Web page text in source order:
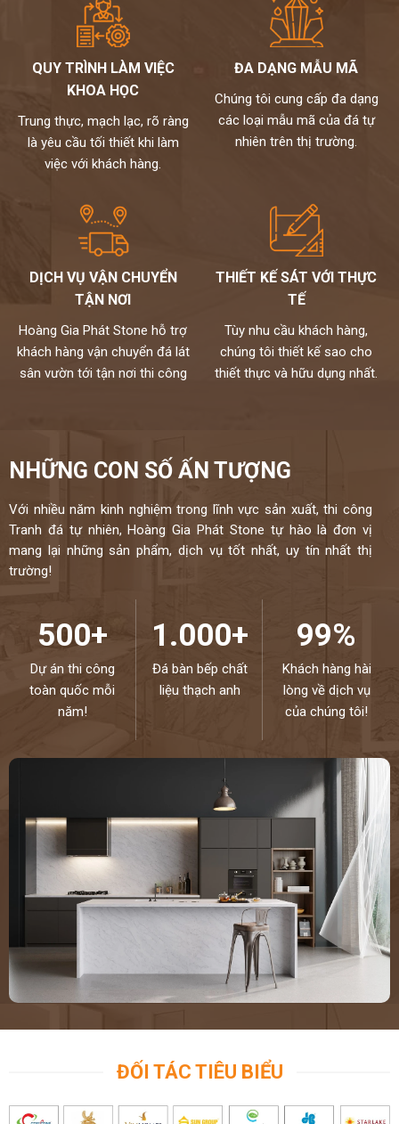
QUY TRÌNH LÀM VIỆC
KHOA HỌC
Trung thực, mạch lạc, rõ ràng
là yêu cầu tối thiết khi làm
việc với khách hàng.
ĐA DẠNG MẪU MÃ
Chúng tôi cung cấp đa dạng
các loại mẫu mã của đá tự
nhiên trên thị trường.
DỊCH VỤ VẬN CHUYỂN
TẬN NƠI
Hoàng Gia Phát Stone hỗ trợ
khách hàng vận chuyển đá lát
sân vườn tới tận nơi thi công
THIẾT KẾ SÁT VỚI THỰC
TẾ
Tùy nhu cầu khách hàng,
chúng tôi thiết kế sao cho
thiết thực và hữu dụng nhất.
NHỮNG CON SỐ ẤN TƯỢNG
Với nhiều năm kinh nghiệm trong lĩnh vực sản xuất, thi công
Tranh đá tự nhiên, Hoàng Gia Phát Stone tự hào là đơn vị
mang lại những sản phẩm, dịch vụ tốt nhất, uy tín nhất thị
trường!
500+
Dự án thi công
toàn quốc mỗi
năm!
1.000+
Đá bàn bếp chất
liệu thạch anh
99%
Khách hàng hài
lòng về dịch vụ
của chúng tôi!
ĐỐI TÁC TIÊU BIỂU